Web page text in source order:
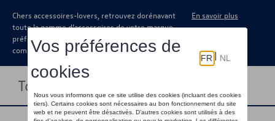
Chers accessoires-lovers, retrouvez dorénavant
toute la gamme d’accessoires de votre marque
préférée sous forme de catalogue à
commander auprès de votre concessionaire.
En savoir plus
Toggle navigation